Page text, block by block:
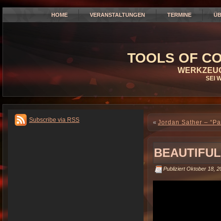
HOME VERANSTALTUNGEN TERMINE
TOOLS OF
SEI
Subscribe via RSS « Jordan Sather –
Publiziert Oktober 18,